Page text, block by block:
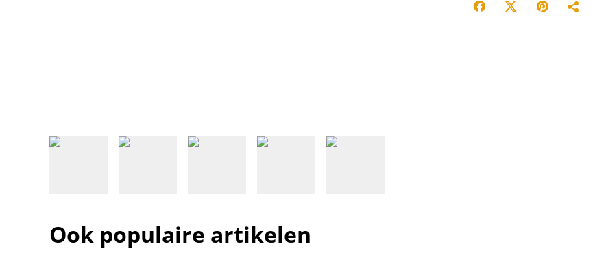
Ook populaire artikelen